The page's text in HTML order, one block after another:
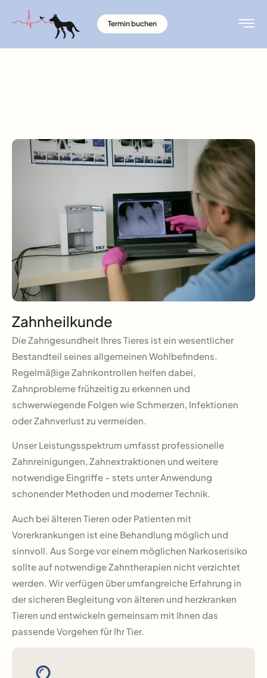
Termin buchen
Zahnheilkunde
Die Zahngesundheit Ihres Tieres ist ein wesentlicher
Bestandteil seines allgemeinen Wohlbefindens.
Regelmäßige Zahnkontrollen helfen dabei,
Zahnprobleme frühzeitig zu erkennen und
schwerwiegende Folgen wie Schmerzen, Infektionen
oder Zahnverlust zu vermeiden.
Unser Leistungsspektrum umfasst professionelle
Zahnreinigungen, Zahnextraktionen und weitere
notwendige Eingriffe – stets unter Anwendung
schonender Methoden und moderner Technik.
Auch bei älteren Tieren oder Patienten mit
Vorerkrankungen ist eine Behandlung möglich und
sinnvoll. Aus Sorge vor einem möglichen Narkoserisiko
sollte auf notwendige Zahntherapien nicht verzichtet
werden. Wir verfügen über umfangreiche Erfahrung in
der sicheren Begleitung von älteren und herzkranken
Tieren und entwickeln gemeinsam mit Ihnen das
passende Vorgehen für Ihr Tier.